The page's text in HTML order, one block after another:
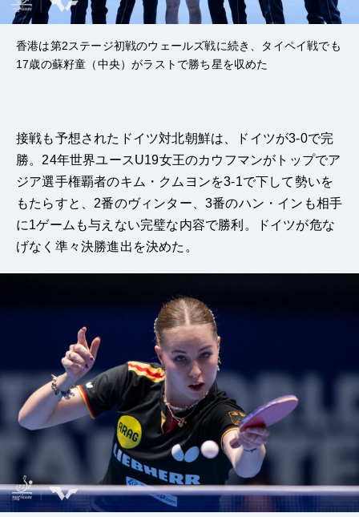
香港は第2ステージ初戦のウェールズ戦に続き、タイペイ戦でも
17歳の蘇籽童（中央）がラストで勝ち星を収めた
接戦も予想されたドイツ対北朝鮮は、ドイツが3-0で完
勝。24年世界ユースU19女王のカウフマンがトップでア
ジア選手権覇者のキム・クムヨンを3-1で下して勢いを
もたらすと、2番のヴィンター、3番のハン・インも相手
に1ゲームも与えない完璧な内容で勝利。ドイツが危な
げなく準々決勝進出を決めた。